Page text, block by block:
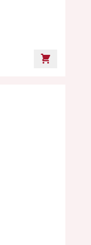
zzgl. Versand